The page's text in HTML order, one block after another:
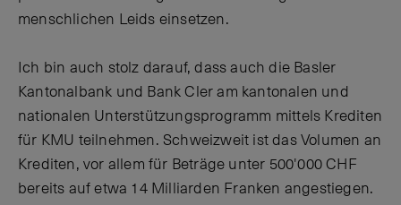
menschlichen Leids einsetzen.
Ich bin auch stolz darauf, dass auch die Basler
Kantonalbank und Bank Cler am kantonalen und
nationalen Unterstützungsprogramm mittels Krediten
für KMU teilnehmen. Schweizweit ist das Volumen an
Krediten, vor allem für Beträge unter 500'000 CHF
bereits auf etwa 14 Milliarden Franken angestiegen.